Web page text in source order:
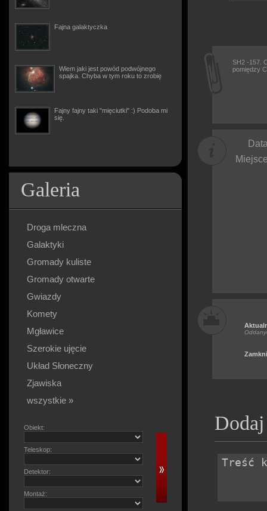
Fajna galaktyczka
Wiem jaki jest powód podwójnego
spajka. Chyba w tym roku to zrobię
Fajny fajny taki "mięciutki" :) Podoba mi
się.
Galeria
Droga mleczna
Galaktyki
Gromady kuliste
Gromady otwarte
Gwiazdy
Komety
Mgławice
Szerokie ujęcie
Układ Słoneczny
Zjawiska
wszystkie »
Obiekt:
Teleskop:
Detektor:
Montaż:
SH2 -157.
pomiędzy